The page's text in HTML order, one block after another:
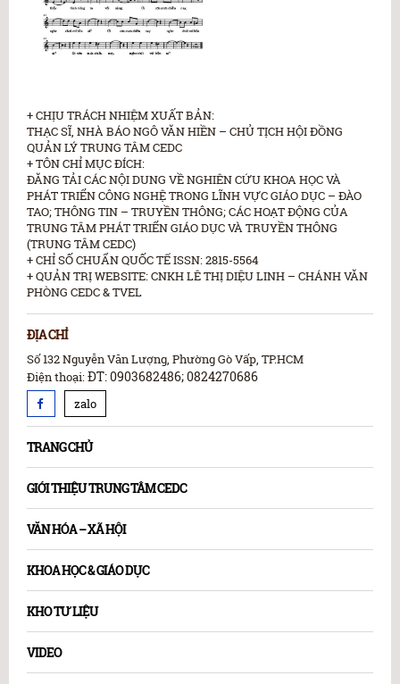
+ CHỊU TRÁCH NHIỆM XUẤT BẢN:
THẠC SĨ, NHÀ BÁO NGÔ VĂN HIỀN – CHỦ TỊCH HỘI ĐỒNG
QUẢN LÝ TRUNG TÂM CEDC
+ TÔN CHỈ MỤC ĐÍCH:
ĐĂNG TẢI CÁC NỘI DUNG VỀ NGHIÊN CỨU KHOA HỌC VÀ
PHÁT TRIỂN CÔNG NGHỆ TRONG LĨNH VỰC GIÁO DỤC – ĐÀO
TAO; THÔNG TIN – TRUYỀN THÔNG; CÁC HOẠT ĐỘNG CỦA
TRUNG TÂM PHÁT TRIỂN GIÁO DỤC VÀ TRUYỀN THÔNG
(TRUNG TÂM CEDC)
+ CHỈ SỐ CHUẨN QUỐC TẾ ISSN: 2815-5564
+ QUẢN TRỊ WEBSITE: CNKH LÊ THỊ DIỆU LINH – CHÁNH VĂN
PHÒNG CEDC & TVEL
ĐỊA CHỈ
Số 132 Nguyễn Văn Lượng, Phường Gò Vấp, TP.HCM
Điện thoại:ĐT: 0903682486; 0824270686
zalo
TRANG CHỦ
GIỚI THIỆU TRUNG TÂM CEDC
VĂN HÓA – XÃ HỘI
KHOA HỌC & GIÁO DỤC
KHO TƯ LIỆU
VIDEO